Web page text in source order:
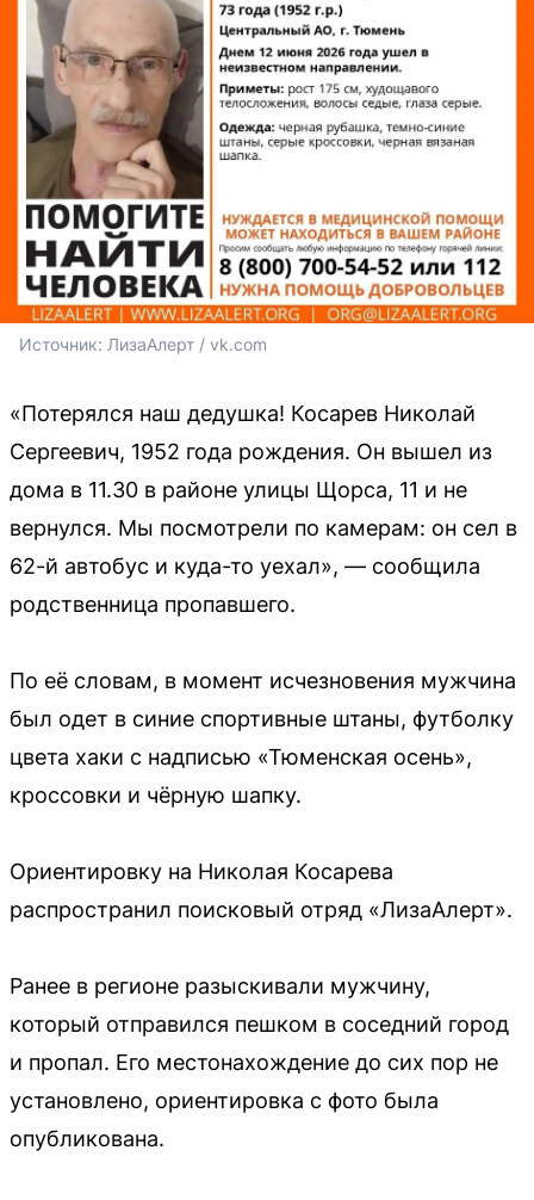
Источник: ЛизаАлерт / vk.com
«Потерялся наш дедушка! Косарев Николай
Сергеевич, 1952 года рождения. Он вышел из
дома в 11.30 в районе улицы Щорса, 11 и не
вернулся. Мы посмотрели по камерам: он сел в
62-й автобус и куда-то уехал», — сообщила
родственница пропавшего.
По её словам, в момент исчезновения мужчина
был одет в синие спортивные штаны, футболку
цвета хаки с надписью «Тюменская осень»,
кроссовки и чёрную шапку.
Ориентировку на Николая Косарева
распространил поисковый отряд «ЛизаАлерт».
Ранее в регионе разыскивали мужчину,
который отправился пешком в соседний город
и пропал. Его местонахождение до сих пор не
установлено, ориентировка с фото была
опубликована.